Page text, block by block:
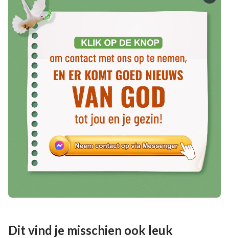
geschonken heeft, of geselecteerd heeft, hoeft
slechts Zijn gezindheid te provoceren en Zijn principe
van geduld en verdraagzaamheid te overtreden, en
Hij zal Zijn rechtvaardige gezindheid vrijlaten en
onthullen zonder de minste vorm van genade of
aarzeling – een gezindheid die geen belediging
tolereert.
Het Woord, Deel II, Over het kennen van God, God Zelf, de
unieke II
Dit vind je misschien ook leuk